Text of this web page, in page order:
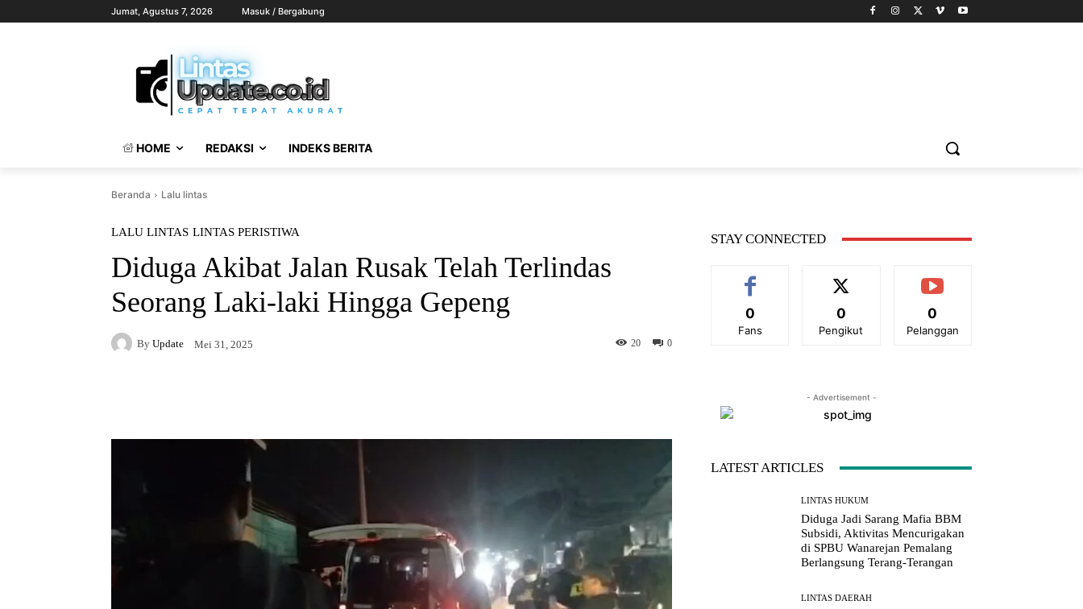
Jumat, Agustus 7, 2026 Masuk / Bergabung
HOME REDAKSI INDEKS BERITA
Beranda Lalu lintas
LALU LINTAS LINTAS PERISTIWA
Diduga Akibat Jalan Rusak Telah Terlindas
Seorang Laki-laki Hingga Gepeng
By Update Mei 31, 2025 0
20
Viber
STAY CONNECTED
0
Fans
0
Pengikut
0
Pelanggan
- Advertisement -
LATEST ARTICLES
LINTAS HUKUM
Diduga Jadi Sarang Mafia BBM
Subsidi, Aktivitas Mencurigakan
di SPBU Wanarejan Pemalang
Berlangsung Terang-Terangan
LINTAS DAERAH